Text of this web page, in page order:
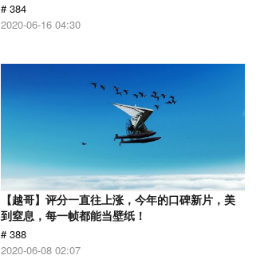
# 384
2020-06-16 04:30
【越哥】评分一直往上涨，今年的口碑新片，美
到窒息，每一帧都能当壁纸！
# 388
2020-06-08 02:07